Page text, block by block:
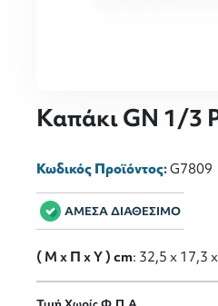
Καπάκι GN 1/3
Κωδικός Προϊόντος:G7809
ΑΜΕΣΑ ΔΙΑΘΕΣΙΜΟ
( M x Π x Y ) cm: 32,5 x 17,3